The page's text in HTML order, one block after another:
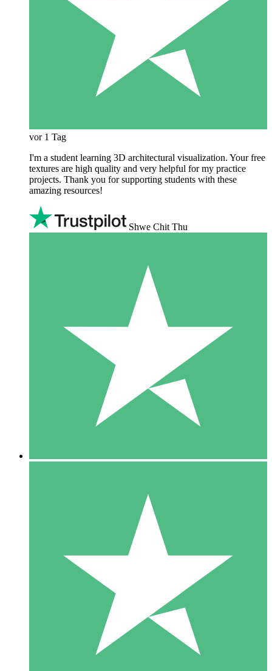
vor 1 Tag
I'm a student learning 3D architectural visualization. Your free
textures are high quality and very helpful for my practice
projects. Thank you for supporting students with these
amazing resources!
Shwe Chit Thu